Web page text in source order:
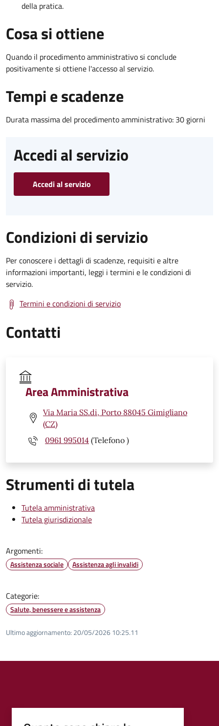
della pratica.
Cosa si ottiene
Quando il procedimento amministrativo si conclude
positivamente si ottiene l'accesso al servizio.
Tempi e scadenze
Durata massima del procedimento amministrativo: 30 giorni
Accedi al servizio
Accedi al servizio
Condizioni di servizio
Per conoscere i dettagli di scadenze, requisiti e altre
informazioni importanti, leggi i termini e le condizioni di
servizio.
Termini e condizioni di servizio
Contatti
Area Amministrativa
Via Maria SS.di, Porto 88045 Gimigliano
(CZ)
0961 995014 (Telefono )
Strumenti di tutela
Tutela amministrativa
Tutela giurisdizionale
Argomenti:
Assistenza sociale Assistenza agli invalidi
Categorie:
Salute, benessere e assistenza
Ultimo aggiornamento: 20/05/2026 10:25.11